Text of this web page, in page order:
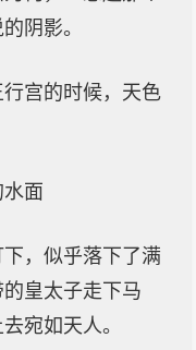
阴影。
宫的时候，天色
面
，似乎落下了满
皇太子走下马
宛如天人。